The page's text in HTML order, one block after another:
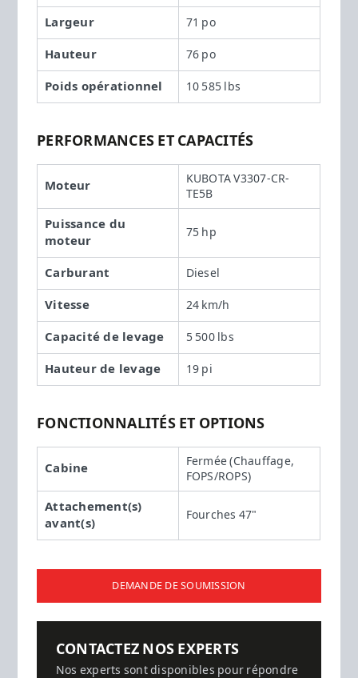
Largeur 71 po
Hauteur 76 po
Poids opérationnel 10 585 lbs
PERFORMANCES ET CAPACITÉS
Moteur
KUBOTA V3307-CR-
TE5B
Puissance du
moteur
75 hp
Carburant Diesel
Vitesse 24 km/h
Capacité de levage 5 500 lbs
Hauteur de levage 19 pi
FONCTIONNALITÉS ET OPTIONS
Cabine
Fermée (Chauffage,
FOPS/ROPS)
Attachement(s)
avant(s)
Fourches 47"
DEMANDE DE SOUMISSION
CONTACTEZ NOS EXPERTS
Nos experts sont disponibles pour répondre